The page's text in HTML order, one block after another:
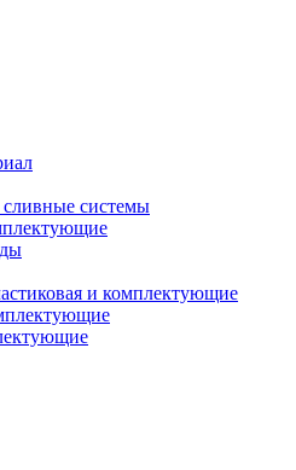
системы
и комплектующие